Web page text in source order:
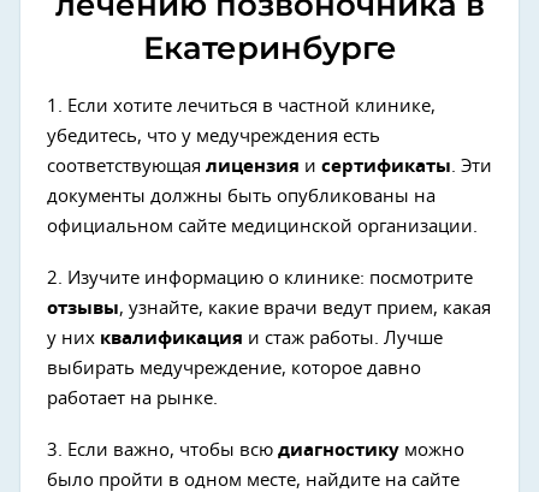
Екатеринбурге
1. Если хотите лечиться в частной клинике,
убедитесь, что у медучреждения есть
соответствующая лицензия и сертификаты. Эти
документы должны быть опубликованы на
официальном сайте медицинской организации.
2. Изучите информацию о клинике: посмотрите
отзывы, узнайте, какие врачи ведут прием, какая
у них квалификация и стаж работы. Лучше
выбирать медучреждение, которое давно
работает на рынке.
3. Если важно, чтобы всю диагностику можно
было пройти в одном месте, найдите на сайте